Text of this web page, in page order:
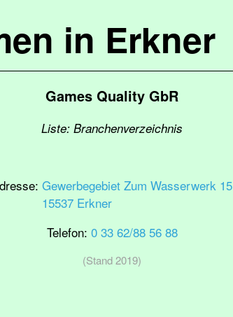
in Erkner
Games Quality GbR
Liste: Branchenverzeichnis
Gewerbegebiet Zum Wasserwerk 15
15537 Erkner
Telefon: 0 33 62/88 56 88
(Stand 2019)